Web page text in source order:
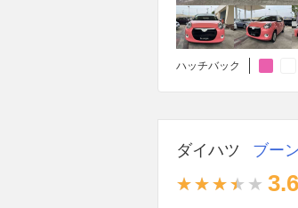
ハッチバック
ダイハツ ブー
3.6